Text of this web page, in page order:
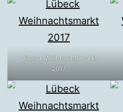
Lübeck Weihnachtsmarkt
2017